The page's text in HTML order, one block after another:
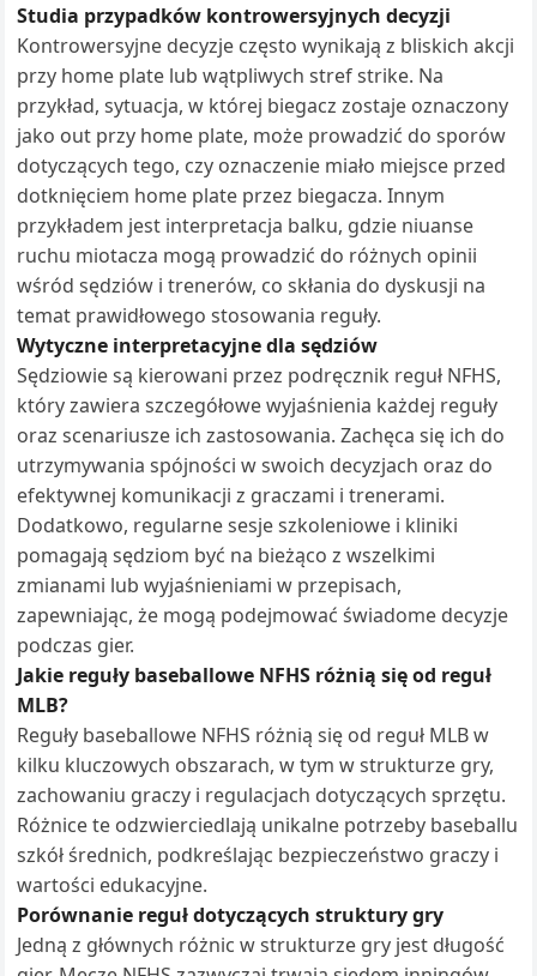
Studia przypadków kontrowersyjnych decyzji
Kontrowersyjne decyzje często wynikają z bliskich akcji
przy home plate lub wątpliwych stref strike. Na
przykład, sytuacja, w której biegacz zostaje oznaczony
jako out przy home plate, może prowadzić do sporów
dotyczących tego, czy oznaczenie miało miejsce przed
dotknięciem home plate przez biegacza. Innym
przykładem jest interpretacja balku, gdzie niuanse
ruchu miotacza mogą prowadzić do różnych opinii
wśród sędziów i trenerów, co skłania do dyskusji na
temat prawidłowego stosowania reguły.
Wytyczne interpretacyjne dla sędziów
Sędziowie są kierowani przez podręcznik reguł NFHS,
który zawiera szczegółowe wyjaśnienia każdej reguły
oraz scenariusze ich zastosowania. Zachęca się ich do
utrzymywania spójności w swoich decyzjach oraz do
efektywnej komunikacji z graczami i trenerami.
Dodatkowo, regularne sesje szkoleniowe i kliniki
pomagają sędziom być na bieżąco z wszelkimi
zmianami lub wyjaśnieniami w przepisach,
zapewniając, że mogą podejmować świadome decyzje
podczas gier.
Jakie reguły baseballowe NFHS różnią się od reguł
MLB?
Reguły baseballowe NFHS różnią się od reguł MLB w
kilku kluczowych obszarach, w tym w strukturze gry,
zachowaniu graczy i regulacjach dotyczących sprzętu.
Różnice te odzwierciedlają unikalne potrzeby baseballu
szkół średnich, podkreślając bezpieczeństwo graczy i
wartości edukacyjne.
Porównanie reguł dotyczących struktury gry
Jedną z głównych różnic w strukturze gry jest długość